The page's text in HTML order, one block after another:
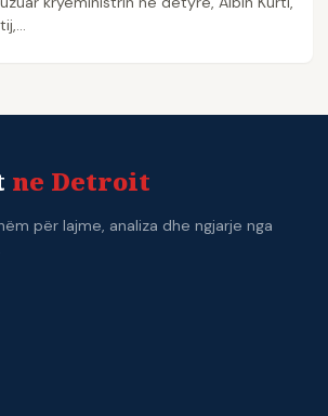
ne Detroit
për lajme, analiza dhe ngjarje nga